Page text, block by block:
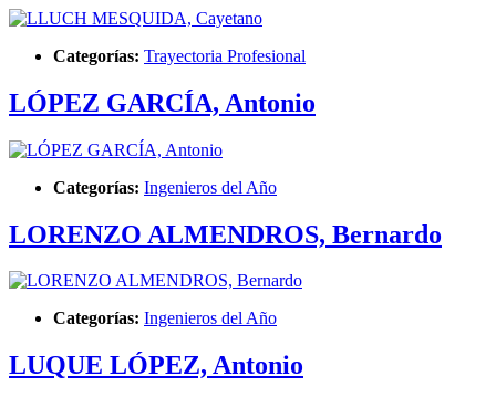
Categorías: Trayectoria Profesional
LÓPEZ GARCÍA, Antonio
Categorías: Ingenieros del Año
LORENZO ALMENDROS, Bernardo
Categorías: Ingenieros del Año
LUQUE LÓPEZ, Antonio